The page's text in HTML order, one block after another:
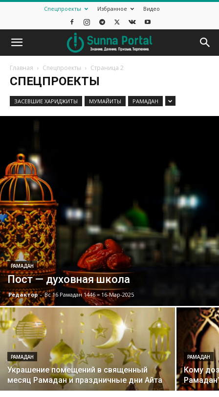
Спецпроекты Избранное Видео
Главная Спецпроекты Страница 2
СПЕЦПРОЕКТЫ
ЗАСЕВШИЕ ХАРИДЖИТЫ МУМАЙИТЫ РАМАДАН
РАМАДАН
Пост — духовная школа
Редактор - Вс 16 Рамадан 1446 = 16-Мар-2025
РАМАДАН
Украшение помещений в священный
месяц Рамадан и праздничные дни Айта
РАМАДАН
Кому